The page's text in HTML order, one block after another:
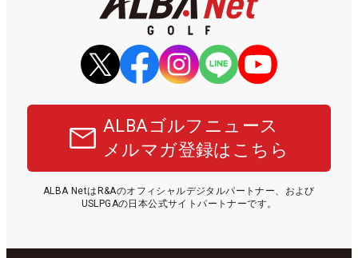
ALBAゴルフニュース
メルマガ登録はこちら
ALBA NetはR&Aのオフィシャルデジタルパートナー、および
USLPGAの日本公式サイトパートナーです。